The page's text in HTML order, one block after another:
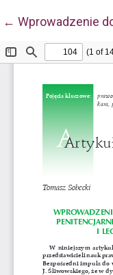
← Wróć do
Wprowadzenie